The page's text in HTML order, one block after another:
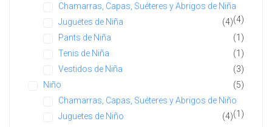
Chamarras, Capas, Suéteres y Abrigos de Niña
(4)
Juguetes de Niña
(4)
Pants de Niña
(1)
Tenis de Niña
(1)
Vestidos de Niña
(3)
Niño
(5)
Chamarras, Capas, Suéteres y Abrigos de Niño
(1)
Juguetes de Niño (4)